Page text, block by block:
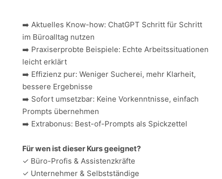
➡️ Aktuelles Know-how: ChatGPT Schritt für Schritt
im Büroalltag nutzen
➡️ Praxiserprobte Beispiele: Echte Arbeitssituationen
leicht erklärt
➡️ Effizienz pur: Weniger Sucherei, mehr Klarheit,
bessere Ergebnisse
➡️ Sofort umsetzbar: Keine Vorkenntnisse, einfach
Prompts übernehmen
➡️ Extrabonus: Best-of-Prompts als Spickzettel
Für wen ist dieser Kurs geeignet?
✓ Büro-Profis & Assistenzkräfte
✓ Unternehmer & Selbstständige